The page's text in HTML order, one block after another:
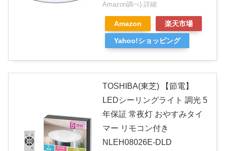
Amazon調べ) 詳細
Amazon 楽天市場
Yahoo!ショッピング
TOSHIBA(東芝) 【節電】
LEDシーリングライト 調光 5
年保証 常夜灯 おやすみタイ
マー リモコン付き
NLEH08026E-DLD